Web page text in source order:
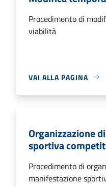
Procedimento di
viabilità
VAI ALLA PAGINA
Organizzazione
sportiva
Procedimento di
manifestazione